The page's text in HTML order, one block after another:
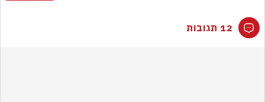
12 תגובות